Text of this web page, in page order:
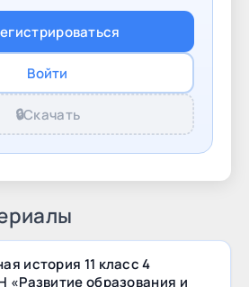
баллами носят
характер. Методические
для учителей,
методистов отделов
и региональных
критериальному
Войти
🔒Скачать
история 11 класс 4
«Развитие образования и